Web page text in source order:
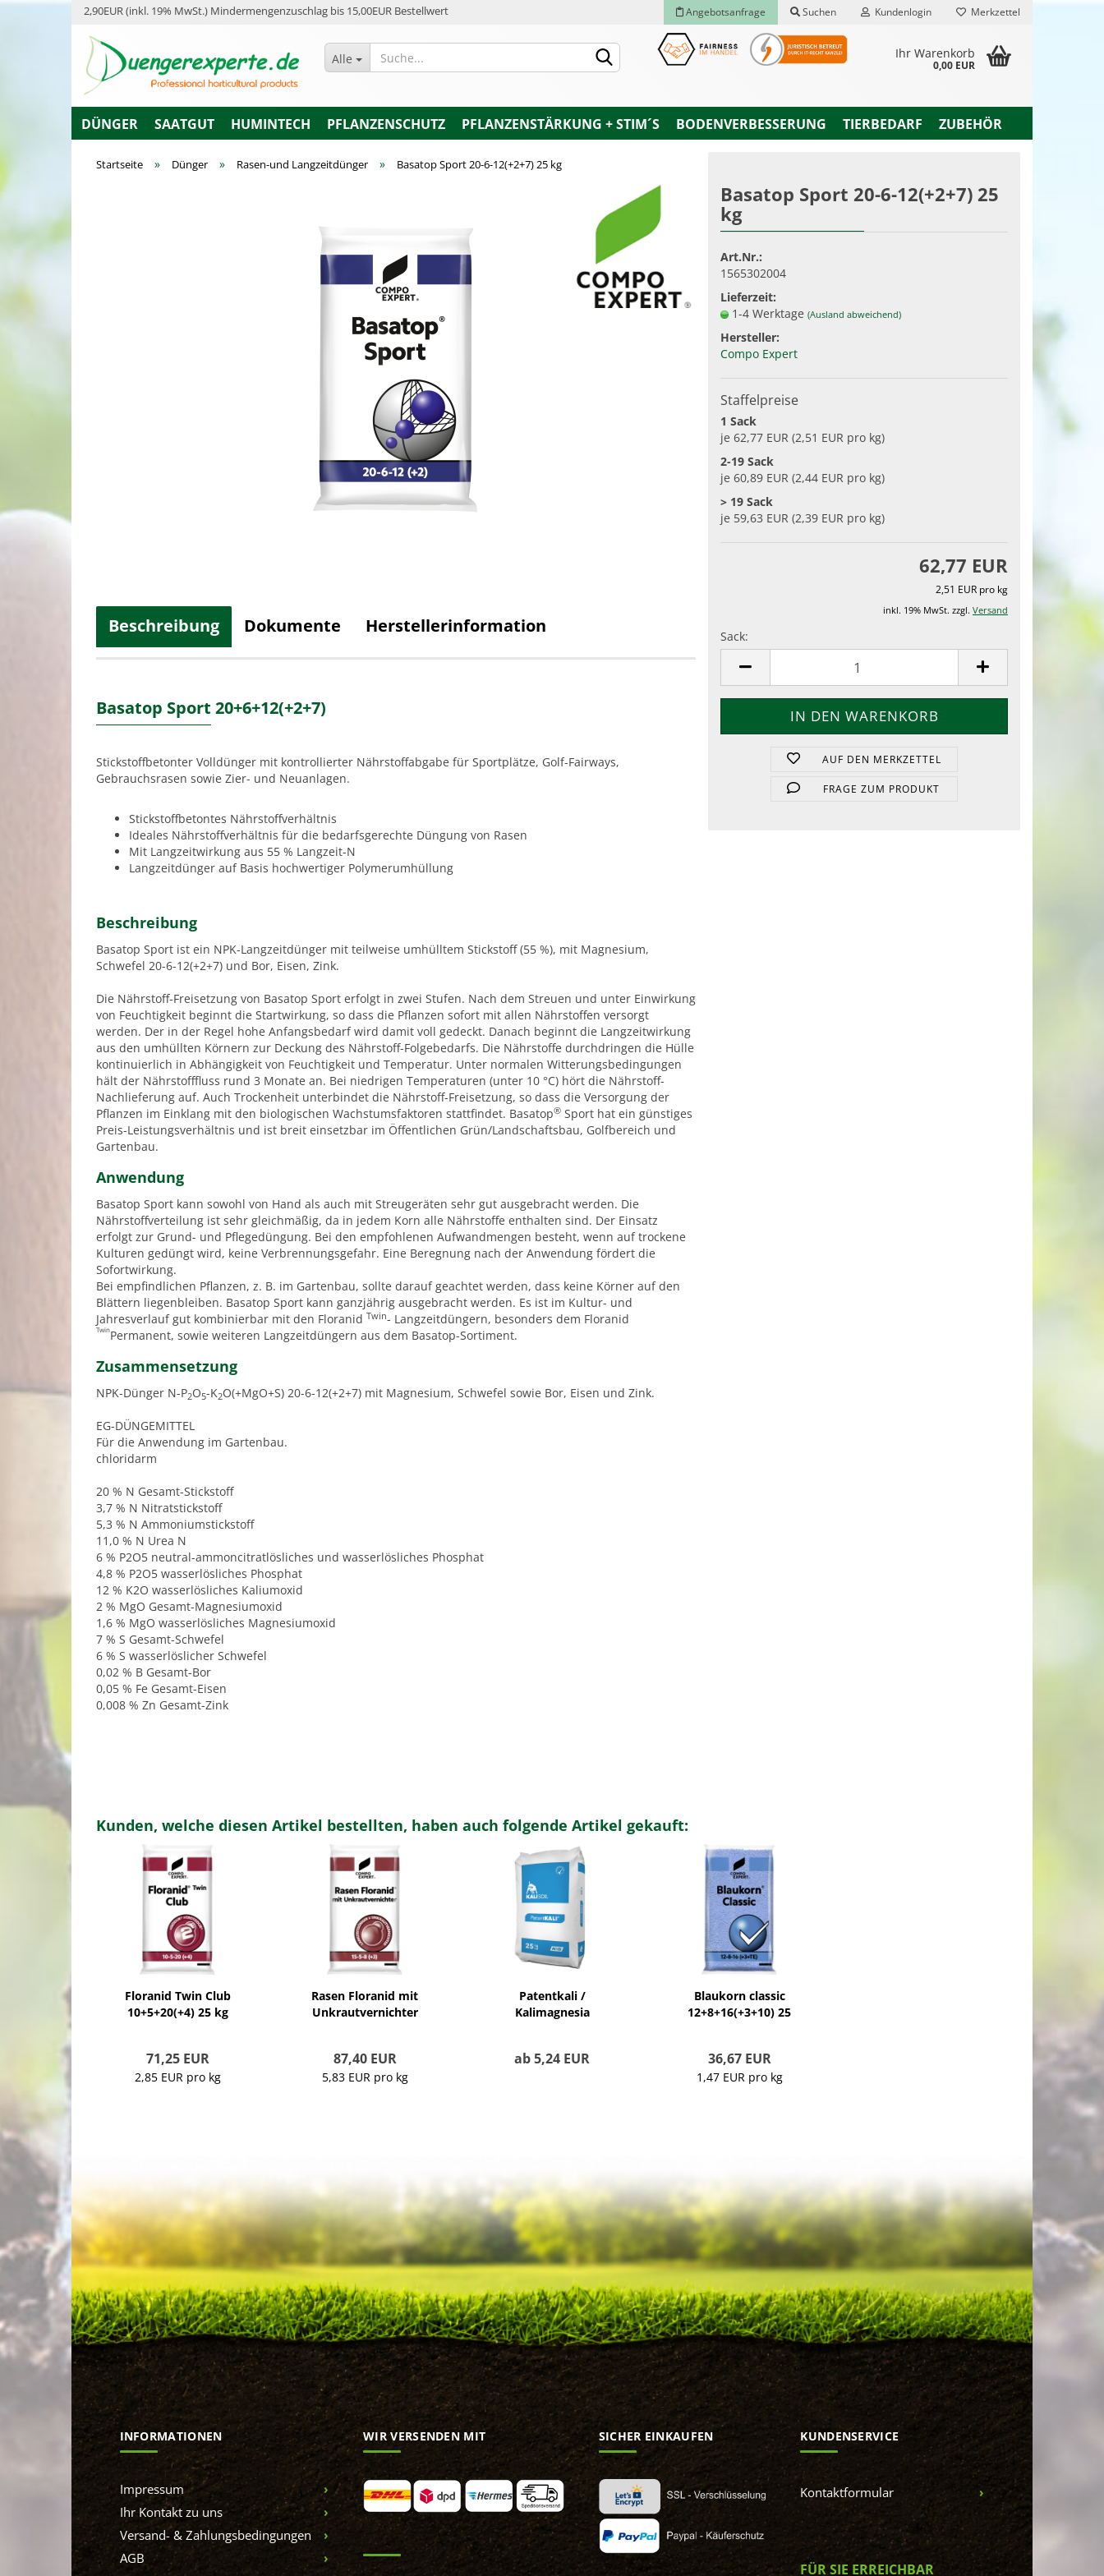
2,90EUR (inkl. 19% MwSt.) Mindermengenzuschlag bis 15,00EUR Bestellwert Angebotsanfrage Suchen Kundenlogin
Konto erstellen
Passwort vergessen?
Merkzettel
Alle Ihr Warenkorb
0,00 EUR
DÜNGER SAATGUT HUMINTECH PFLANZENSCHUTZ PFLANZENSTÄRKUNG + STIM´S BODENVERBESSERUNG TIERBEDARF ZUBEHÖR
Startseite » Dünger » Rasen-und Langzeitdünger » Basatop Sport 20-6-12(+2+7) 25 kg
Basatop Sport 20-6-12(+2+7) 25
kg
Art.Nr.:
1565302004
Lieferzeit:
1-4 Werktage (Ausland abweichend)
Hersteller:
Compo Expert
Staffelpreise
1 Sack
je 62,77 EUR (2,51 EUR pro kg)
2-19 Sack
je 60,89 EUR (2,44 EUR pro kg)
> 19 Sack
je 59,63 EUR (2,39 EUR pro kg)
62,77 EUR
2,51 EUR pro kg
inkl. 19% MwSt. zzgl. Versand
Sack:
Sack
AUF DEN MERKZETTEL
FRAGE ZUM PRODUKT
Beschreibung Dokumente Herstellerinformation
Basatop Sport 20+6+12(+2+7)
Stickstoffbetonter Volldünger mit kontrollierter Nährstoffabgabe für Sportplätze, Golf-Fairways,
Gebrauchsrasen sowie Zier- und Neuanlagen.
Stickstoffbetontes Nährstoffverhältnis
Ideales Nährstoffverhältnis für die bedarfsgerechte Düngung von Rasen
Mit Langzeitwirkung aus 55 % Langzeit-N
Langzeitdünger auf Basis hochwertiger Polymerumhüllung
Beschreibung
Basatop Sport ist ein NPK-Langzeitdünger mit teilweise umhülltem Stickstoff (55 %), mit Magnesium,
Schwefel 20-6-12(+2+7) und Bor, Eisen, Zink.
Die Nährstoff-Freisetzung von Basatop Sport erfolgt in zwei Stufen. Nach dem Streuen und unter Einwirkung
von Feuchtigkeit beginnt die Startwirkung, so dass die Pflanzen sofort mit allen Nährstoffen versorgt
werden. Der in der Regel hohe Anfangsbedarf wird damit voll gedeckt. Danach beginnt die Langzeitwirkung
aus den umhüllten Körnern zur Deckung des Nährstoff-Folgebedarfs. Die Nährstoffe durchdringen die Hülle
kontinuierlich in Abhängigkeit von Feuchtigkeit und Temperatur. Unter normalen Witterungsbedingungen
hält der Nährstofffluss rund 3 Monate an. Bei niedrigen Temperaturen (unter 10 °C) hört die Nährstoff-
Nachlieferung auf. Auch Trockenheit unterbindet die Nährstoff-Freisetzung, so dass die Versorgung der
Pflanzen im Einklang mit den biologischen Wachstumsfaktoren stattfindet. Basatop® Sport hat ein günstiges
Preis-Leistungsverhältnis und ist breit einsetzbar im Öffentlichen Grün/Landschaftsbau, Golfbereich und
Gartenbau.
Anwendung
Basatop Sport kann sowohl von Hand als auch mit Streugeräten sehr gut ausgebracht werden. Die
Nährstoffverteilung ist sehr gleichmäßig, da in jedem Korn alle Nährstoffe enthalten sind. Der Einsatz
erfolgt zur Grund- und Pflegedüngung. Bei den empfohlenen Aufwandmengen besteht, wenn auf trockene
Kulturen gedüngt wird, keine Verbrennungsgefahr. Eine Beregnung nach der Anwendung fördert die
Sofortwirkung.
Bei empfindlichen Pflanzen, z. B. im Gartenbau, sollte darauf geachtet werden, dass keine Körner auf den
Blättern liegenbleiben. Basatop Sport kann ganzjährig ausgebracht werden. Es ist im Kultur- und
Jahresverlauf gut kombinierbar mit den Floranid Twin- Langzeitdüngern, besonders dem Floranid
TwinPermanent, sowie weiteren Langzeitdüngern aus dem Basatop-Sortiment.
Zusammensetzung
NPK-Dünger N-P2O5-K2O(+MgO+S) 20-6-12(+2+7) mit Magnesium, Schwefel sowie Bor, Eisen und Zink.
EG-DÜNGEMITTEL
Für die Anwendung im Gartenbau.
chloridarm
20 % N Gesamt-Stickstoff
3,7 % N Nitratstickstoff
5,3 % N Ammoniumstickstoff
11,0 % N Urea N
6 % P2O5 neutral-ammoncitratlösliches und wasserlösliches Phosphat
4,8 % P2O5 wasserlösliches Phosphat
12 % K2O wasserlösliches Kaliumoxid
2 % MgO Gesamt-Magnesiumoxid
1,6 % MgO wasserlösliches Magnesiumoxid
7 % S Gesamt-Schwefel
6 % S wasserlöslicher Schwefel
0,02 % B Gesamt-Bor
0,05 % Fe Gesamt-Eisen
0,008 % Zn Gesamt-Zink
Kunden, welche diesen Artikel bestellten, haben auch folgende Artikel gekauft:
Floranid Twin Club
10+5+20(+4) 25 kg
71,25 EUR
2,85 EUR pro kg
Rasen Floranid mit
Unkrautvernichter
87,40 EUR
5,83 EUR pro kg
Patentkali /
Kalimagnesia
ab 5,24 EUR
Blaukorn classic
12+8+16(+3+10) 25
36,67 EUR
1,47 EUR pro kg
INFORMATIONEN
Impressum
Ihr Kontakt zu uns
Versand- & Zahlungsbedingungen
AGB
WIR VERSENDEN MIT SICHER EINKAUFEN KUNDENSERVICE
Kontaktformular
FÜR SIE ERREICHBAR